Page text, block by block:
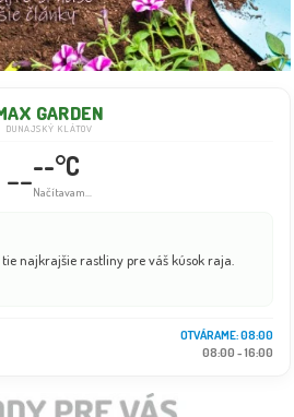
GARDEN
DUNAJSKÝ KLÁTOV
----°C
Načítavam...
najkrajšie rastliny pre váš kúsok raja.
OTVÁRAME: 08:00
08:00 - 16:00